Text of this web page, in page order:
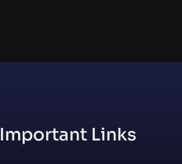
Important Links